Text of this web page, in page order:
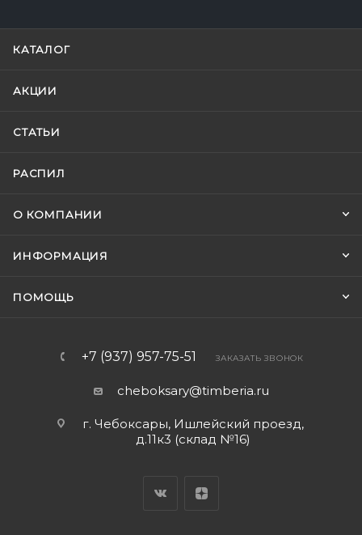
КАТАЛОГ
АКЦИИ
СТАТЬИ
РАСПИЛ
О КОМПАНИИ
ИНФОРМАЦИЯ
ПОМОЩЬ
+7 (937) 957-75-51 ЗАКАЗАТЬ ЗВОНОК
cheboksary@timberia.ru
г. Чебоксары, Ишлейский проезд,
д.11к3 (склад №16)